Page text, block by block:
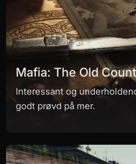
Mafia: The Old
Interessant og
godt prøvd på mer.